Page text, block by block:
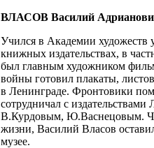
ВЛАСОВ Василий
Учился в Академии
книжных издательствах, в
был главным художником
войны готовил плакаты,
в Ленинграде. Фронтовики
сотрудничал с
В.Курдовым, Ю.Васнецовым.
жизни, Василий Власов
музее.